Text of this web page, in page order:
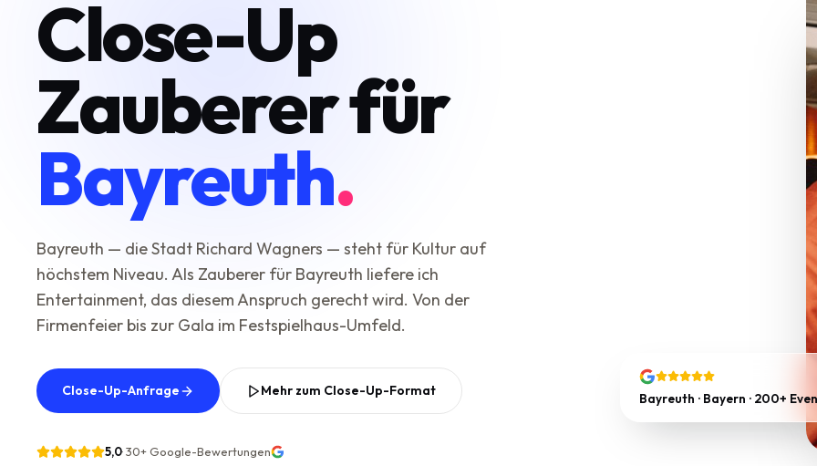
Close-Up
Zauberer für
Bayreuth.
Bayreuth — die Stadt Richard Wagners — steht für Kultur auf
höchstem Niveau. Als Zauberer für Bayreuth liefere ich
Entertainment, das diesem Anspruch gerecht wird. Von der
Firmenfeier bis zur Gala im Festspielhaus-Umfeld.
Close-Up-Anfrage Mehr zum Close-Up-Format
5,0·30+Google-Bewertungen
Bayreuth · Bayern · 200+